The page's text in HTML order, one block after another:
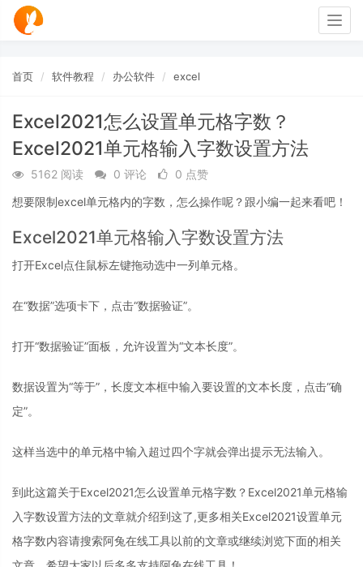
首页 软件教程 办公软件 excel
Excel2021怎么设置单元格字数？
Excel2021单元格输入字数设置方法
5162 阅读 0 评论
0 点赞
想要限制excel单元格内的字数，怎么操作呢？跟小编一起来看吧！
Excel2021单元格输入字数设置方法
打开Excel点住鼠标左键拖动选中一列单元格。
在“数据”选项卡下，点击“数据验证”。
打开“数据验证”面板，允许设置为“文本长度”。
数据设置为“等于”，长度文本框中输入要设置的文本长度，点击“确
定”。
这样当选中的单元格中输入超过四个字就会弹出提示无法输入。
到此这篇关于Excel2021怎么设置单元格字数？Excel2021单元格输
入字数设置方法的文章就介绍到这了,更多相关Excel2021设置单元
格字数内容请搜索阿兔在线工具以前的文章或继续浏览下面的相关